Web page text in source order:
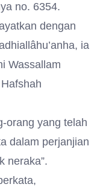
no. 6354.
dengan
ia
Wassallam
orang yang telah
dalam perjanjian
neraka”.